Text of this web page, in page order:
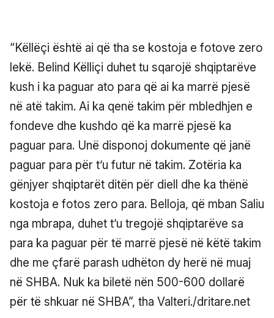
“Këllëçi është ai që tha se kostoja e fotove zero
lekë. Belind Këlliçi duhet tu sqarojë shqiptarëve
kush i ka paguar ato para që ai ka marrë pjesë
në atë takim. Ai ka qenë takim për mbledhjen e
fondeve dhe kushdo që ka marrë pjesë ka
paguar para. Unë disponoj dokumente që janë
paguar para për t’u futur në takim. Zotëria ka
gënjyer shqiptarët ditën për diell dhe ka thënë
kostoja e fotos zero para. Belloja, që mban Saliu
nga mbrapa, duhet t’u tregojë shqiptarëve sa
para ka paguar për të marrë pjesë në këtë takim
dhe me çfarë parash udhëton dy herë në muaj
në SHBA. Nuk ka biletë nën 500-600 dollarë
për të shkuar në SHBA”, tha Valteri./dritare.net